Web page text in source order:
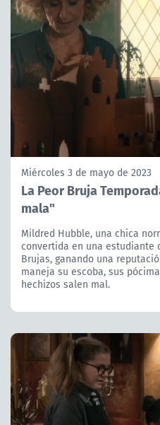
Miércoles 3 de mayo de 2023
La Peor Bruja
mala"
Mildred Hubble, una chica
convertida en una estudiante
Brujas, ganando una
maneja su escoba, sus
hechizos salen mal.